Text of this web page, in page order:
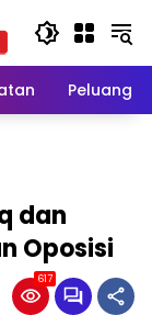
Peluang
dan
Oposisi
617